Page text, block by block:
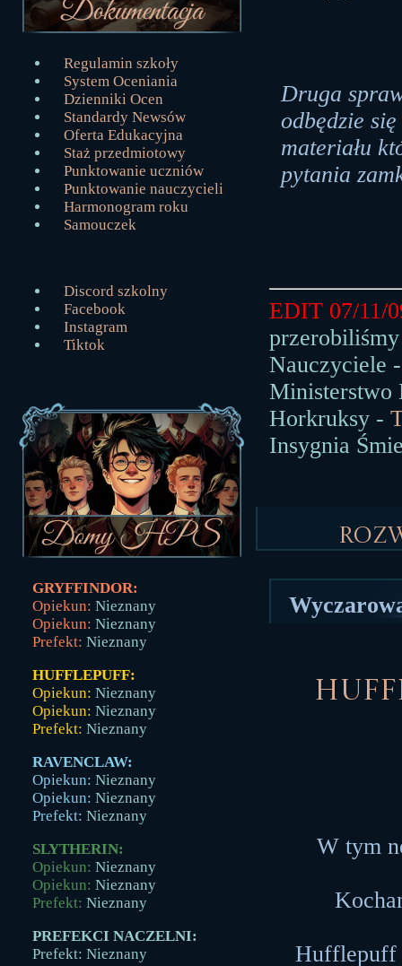
Regulamin szkoły
System Oceniania
Dzienniki Ocen
Standardy Newsów
Oferta Edukacyjna
Staż przedmiotowy
Punktowanie uczniów
Punktowanie nauczycieli
Harmonogram roku
Samouczek
Discord szkolny
Facebook
Instagram
Tiktok
GRYFFINDOR:
Opiekun: Nieznany
Opiekun: Nieznany
Prefekt: Nieznany
HUFFLEPUFF:
Opiekun: Nieznany
Opiekun: Nieznany
Prefekt: Nieznany
RAVENCLAW:
Opiekun: Nieznany
Opiekun: Nieznany
Prefekt: Nieznany
SLYTHERIN:
Opiekun: Nieznany
Opiekun: Nieznany
Prefekt: Nieznany
PREFEKCI NACZELNI:
Prefekt: Nieznany
Druga
odbędzie
materiału
pytania
EDIT 07/11/
Nauczyciele
Horkruksy -
Insygnia
W tym
Hufflepuff